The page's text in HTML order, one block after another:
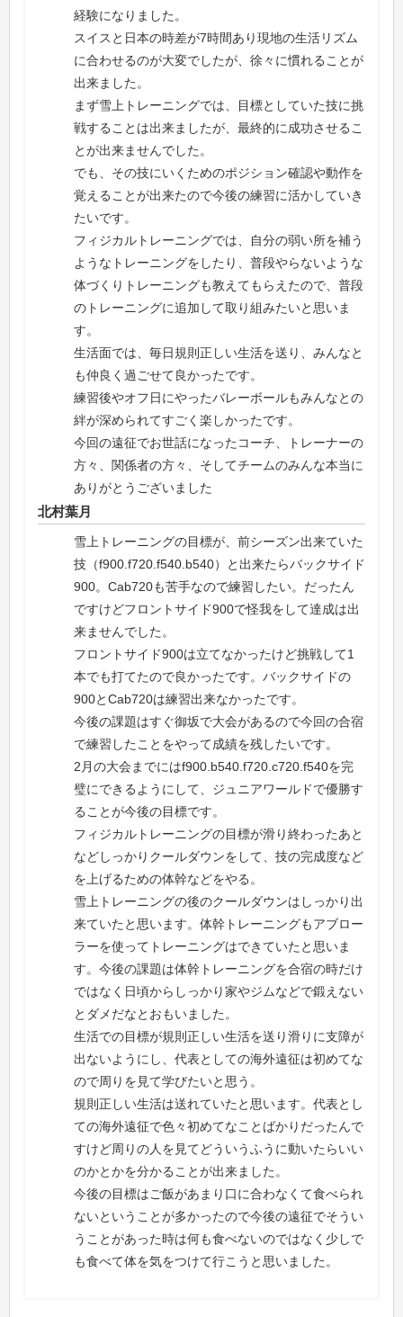
経験になりました。
スイスと日本の時差が7時間あり現地の生活リズム
に合わせるのが大変でしたが、徐々に慣れることが
出来ました。
まず雪上トレーニングでは、目標としていた技に挑
戦することは出来ましたが、最終的に成功させるこ
とが出来ませんでした。
でも、その技にいくためのポジション確認や動作を
覚えることが出来たので今後の練習に活かしていき
たいです。
フィジカルトレーニングでは、自分の弱い所を補う
ようなトレーニングをしたり、普段やらないような
体づくりトレーニングも教えてもらえたので、普段
のトレーニングに追加して取り組みたいと思いま
す。
生活面では、毎日規則正しい生活を送り、みんなと
も仲良く過ごせて良かったです。
練習後やオフ日にやったバレーボールもみんなとの
絆が深められてすごく楽しかったです。
今回の遠征でお世話になったコーチ、トレーナーの
方々、関係者の方々、そしてチームのみんな本当に
ありがとうございました
北村葉月
雪上トレーニングの目標が、前シーズン出来ていた
技（f900.f720.f540.b540）と出来たらバックサイド
900。Cab720も苦手なので練習したい。だったん
ですけどフロントサイド900で怪我をして達成は出
来ませんでした。
フロントサイド900は立てなかったけど挑戦して1
本でも打てたので良かったです。バックサイドの
900とCab720は練習出来なかったです。
今後の課題はすぐ御坂で大会があるので今回の合宿
で練習したことをやって成績を残したいです。
2月の大会までにはf900.b540.f720.c720.f540を完
璧にできるようにして、ジュニアワールドで優勝す
ることが今後の目標です。
フィジカルトレーニングの目標が滑り終わったあと
などしっかりクールダウンをして、技の完成度など
を上げるための体幹などをやる。
雪上トレーニングの後のクールダウンはしっかり出
来ていたと思います。体幹トレーニングもアブロー
ラーを使ってトレーニングはできていたと思いま
す。今後の課題は体幹トレーニングを合宿の時だけ
ではなく日頃からしっかり家やジムなどで鍛えない
とダメだなとおもいました。
生活での目標が規則正しい生活を送り滑りに支障が
出ないようにし、代表としての海外遠征は初めてな
ので周りを見て学びたいと思う。
規則正しい生活は送れていたと思います。代表とし
ての海外遠征で色々初めてなことばかりだったんで
すけど周りの人を見てどういうふうに動いたらいい
のかとかを分かることが出来ました。
今後の目標はご飯があまり口に合わなくて食べられ
ないということが多かったので今後の遠征でそうい
うことがあった時は何も食べないのではなく少しで
も食べて体を気をつけて行こうと思いました。